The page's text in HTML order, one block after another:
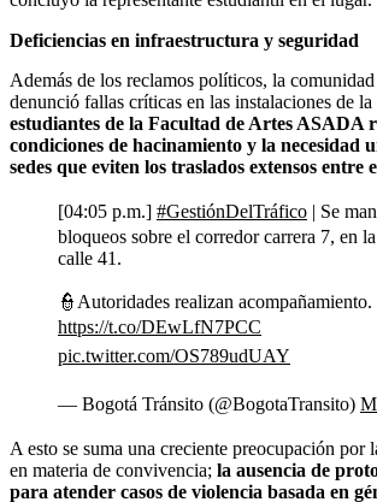
Deficiencias en infraestructura y seguridad
Además de los reclamos políticos, la comunidad
denunció fallas críticas en las instalaciones de
estudiantes de la Facultad de Artes ASADA
condiciones de hacinamiento y la necesidad
sedes que eviten los traslados extensos entre
[04:05 p.m.] #GestiónDelTráfico | Se
bloqueos sobre el corredor carrera 7, en
calle 41.
👮Autoridades realizan acompañamiento.
https://t.co/DEwLfN7PCC
pic.twitter.com/OS789udUAY
— Bogotá Tránsito (@BogotaTransito)
A esto se suma una creciente preocupación por
en materia de convivencia; la ausencia de
para atender casos de violencia basada en